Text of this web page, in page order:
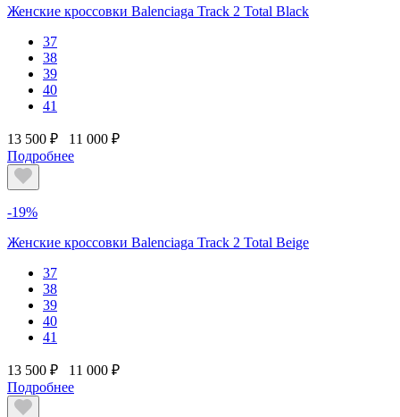
Женские кроссовки Balenciaga Track 2 Total Black
37
38
39
40
41
13 500 ₽
11 000 ₽
Подробнее
-19%
Женские кроссовки Balenciaga Track 2 Total Beige
37
38
39
40
41
13 500 ₽
11 000 ₽
Подробнее